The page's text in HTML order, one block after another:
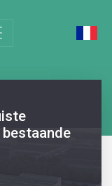
bestaande